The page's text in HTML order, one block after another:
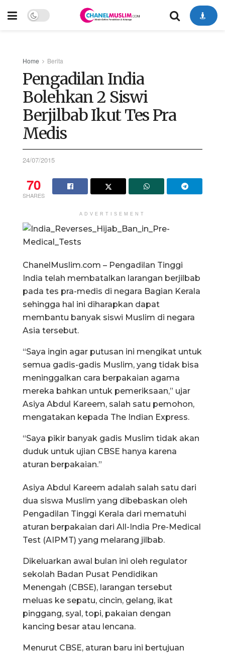
Home Berita
Pengadilan India
Bolehkan 2 Siswi
Berjilbab Ikut Tes Pra
Medis
24/07/2015
70
SHARES
ADVERTISEMENT
ChanelMuslim.com – Pengadilan Tinggi
India telah membatalkan larangan berjilbab
pada tes pra-medis di negara Bagian Kerala
sehingga hal ini diharapkan dapat
membantu banyak siswi Muslim di negara
Asia tersebut.
“Saya ingin agar putusan ini mengikat untuk
semua gadis-gadis Muslim, yang tidak bisa
meninggalkan cara berpakaian agama
mereka bahkan untuk pemeriksaan,” ujar
Asiya Abdul Kareem, salah satu pemohon,
mengatakan kepada The Indian Express.
“Saya pikir banyak gadis Muslim tidak akan
duduk untuk ujian CBSE hanya karena
aturan berpakaian.”
Asiya Abdul Kareem adalah salah satu dari
dua siswa Muslim yang dibebaskan oleh
Pengadilan Tinggi Kerala dari mematuhi
aturan berpakaian dari All-India Pre-Medical
Test (AIPMT) yang melarang jilbab.
Dikeluarkan awal bulan ini oleh regulator
sekolah Badan Pusat Pendidikan
Menengah (CBSE), larangan tersebut
meluas ke sepatu, cincin, gelang, ikat
pinggang, syal, topi, pakaian dengan
kancing besar atau lencana.
Menurut CBSE, aturan baru ini bertujuan